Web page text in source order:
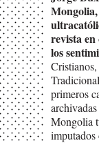
revista en
los
primeros
Mongolia
imputados